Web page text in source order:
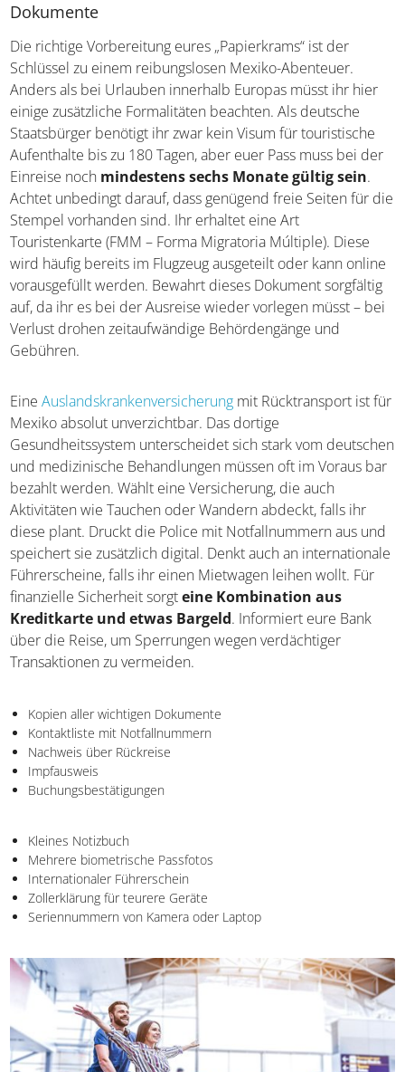
Dokumente
Die richtige Vorbereitung eures „Papierkrams“ ist der
Schlüssel zu einem reibungslosen Mexiko-Abenteuer.
Anders als bei Urlauben innerhalb Europas müsst ihr hier
einige zusätzliche Formalitäten beachten. Als deutsche
Staatsbürger benötigt ihr zwar kein Visum für touristische
Aufenthalte bis zu 180 Tagen, aber euer Pass muss bei der
Einreise noch mindestens sechs Monate gültig sein.
Achtet unbedingt darauf, dass genügend freie Seiten für die
Stempel vorhanden sind. Ihr erhaltet eine Art
Touristenkarte (FMM – Forma Migratoria Múltiple). Diese
wird häufig bereits im Flugzeug ausgeteilt oder kann online
vorausgefüllt werden. Bewahrt dieses Dokument sorgfältig
auf, da ihr es bei der Ausreise wieder vorlegen müsst – bei
Verlust drohen zeitaufwändige Behördengänge und
Gebühren.
EineAuslandskrankenversicherung mit Rücktransport ist für
Mexiko absolut unverzichtbar. Das dortige
Gesundheitssystem unterscheidet sich stark vom deutschen
und medizinische Behandlungen müssen oft im Voraus bar
bezahlt werden. Wählt eine Versicherung, die auch
Aktivitäten wie Tauchen oder Wandern abdeckt, falls ihr
diese plant. Druckt die Police mit Notfallnummern aus und
speichert sie zusätzlich digital. Denkt auch an internationale
Führerscheine, falls ihr einen Mietwagen leihen wollt. Für
finanzielle Sicherheit sorgteine Kombination aus
Kreditkarte und etwas Bargeld. Informiert eure Bank
über die Reise, um Sperrungen wegen verdächtiger
Transaktionen zu vermeiden.
Kopien aller wichtigen Dokumente
Kontaktliste mit Notfallnummern
Nachweis über Rückreise
Impfausweis
Buchungsbestätigungen
Kleines Notizbuch
Mehrere biometrische Passfotos
Internationaler Führerschein
Zollerklärung für teurere Geräte
Seriennummern von Kamera oder Laptop